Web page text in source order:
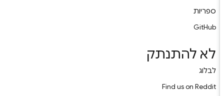
ספריות
GitHub
לא להתנתק
לבלוג
Find us on Reddit